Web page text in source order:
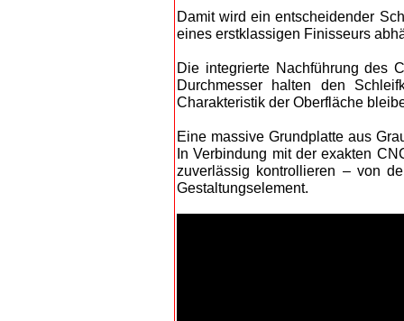
Damit wird ein entscheidender
eines erstklassigen Finisseurs
Die integrierte Nachführung des
Durchmesser halten den
Charakteristik der Oberfläche
Eine massive Grundplatte aus
In Verbindung mit der exakten
zuverlässig kontrollieren – von
Gestaltungselement.